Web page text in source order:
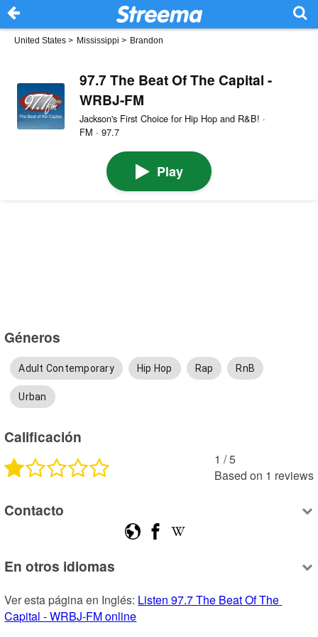
United States > Mississippi > Brandon
97.7 The Beat Of The Capital -
WRBJ-FM
Jackson's First Choice for Hip Hop and R&B! ·
FM · 97.7
Play
Géneros
Adult Contemporary Hip Hop Rap RnB
Urban
Calificación
1 /5
Based on 1 reviews
Contacto
En otros idiomas
Ver esta página en Inglés: Listen 97.7 The Beat Of The
Capital - WRBJ-FM online